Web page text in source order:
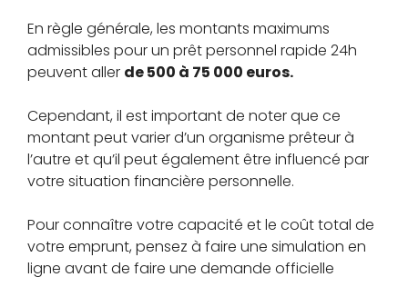
En règle générale, les montants maximums
admissibles pour un prêt personnel rapide 24h
peuvent aller de 500 à 75 000 euros.
Cependant, il est important de noter que ce
montant peut varier d’un organisme prêteur à
l’autre et qu’il peut également être influencé par
votre situation financière personnelle.
Pour connaître votre capacité et le coût total de
votre emprunt, pensez à faire une simulation en
ligne avant de faire une demande officielle